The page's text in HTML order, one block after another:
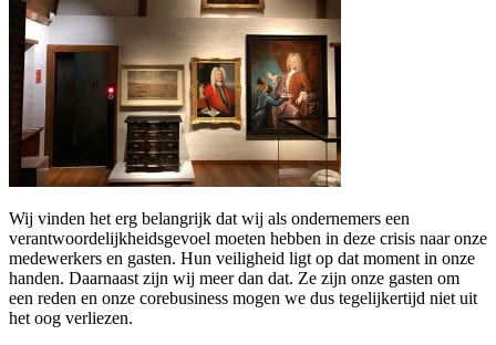
Wij vinden het erg belangrijk dat wij als ondernemers een
verantwoordelijkheidsgevoel moeten hebben in deze crisis naar onze
medewerkers en gasten. Hun veiligheid ligt op dat moment in onze
handen. Daarnaast zijn wij meer dan dat. Ze zijn onze gasten om
een reden en onze corebusiness mogen we dus tegelijkertijd niet uit
het oog verliezen.